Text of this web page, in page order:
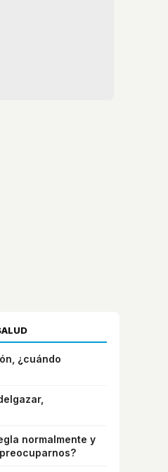
¿cuándo
normalmente y